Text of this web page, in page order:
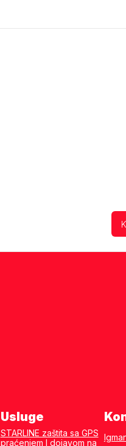
Usluge
STARLINE zaštita sa GPS
praćenjem I dojavom na